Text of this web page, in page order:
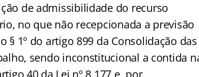
de admissibilidade do recurso
no que não recepcionada a previsão
§ 1º do artigo 899 da Consolidação das
sendo inconstitucional a contida
40 da Lei nº 8.177 e, por